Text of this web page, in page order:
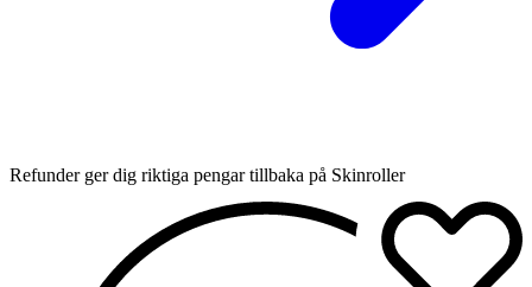
Refunder ger dig riktiga pengar tillbaka på Skinroller